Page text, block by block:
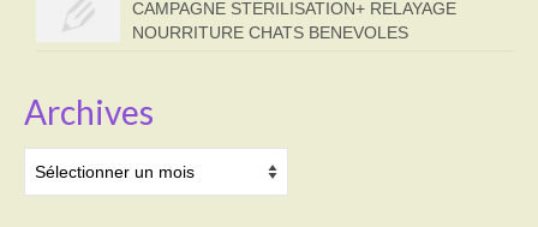
CAMPAGNE STERILISATION+ RELAYAGE
NOURRITURE CHATS BENEVOLES
Archives